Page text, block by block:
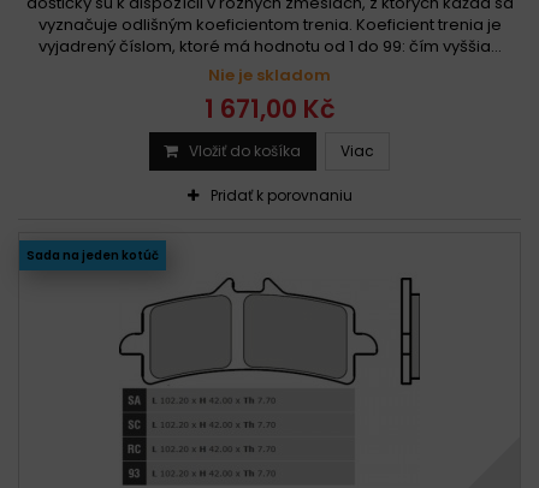
vyznačuje odlišným koeficientom trenia. Koeficient trenia je
vyjadrený číslom, ktoré má hodnotu od 1 do 99: čím vyššia...
Nie je skladom
1 671,00 Kč
Vložiť do košíka Viac
Pridať k porovnaniu
Sada na jeden kotúč